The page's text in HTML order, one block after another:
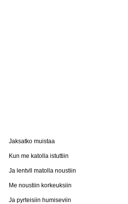
Jaksatko muistaa
Kun me katolla istuttiin
Ja lentvll matolla noustiin
Me noustiin korkeuksiin
Ja pyrteisiin humiseviin